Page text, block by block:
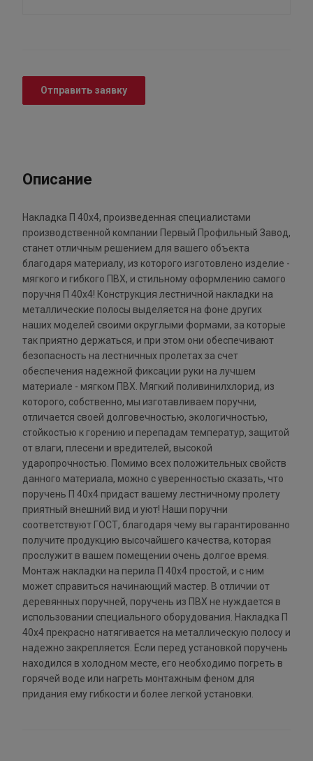
Отправить заявку
Описание
Накладка П 40х4, произведенная специалистами
производственной компании Первый Профильный Завод,
станет отличным решением для вашего объекта
благодаря материалу, из которого изготовлено изделие -
мягкого и гибкого ПВХ, и стильному оформлению самого
поручня П 40х4! Конструкция лестничной накладки на
металлические полосы выделяется на фоне других
наших моделей своими округлыми формами, за которые
так приятно держаться, и при этом они обеспечивают
безопасность на лестничных пролетах за счет
обеспечения надежной фиксации руки на лучшем
материале - мягком ПВХ. Мягкий поливинилхлорид, из
которого, собственно, мы изготавливаем поручни,
отличается своей долговечностью, экологичностью,
стойкостью к горению и перепадам температур, защитой
от влаги, плесени и вредителей, высокой
ударопрочностью. Помимо всех положительных свойств
данного материала, можно с уверенностью сказать, что
поручень П 40х4 придаст вашему лестничному пролету
приятный внешний вид и уют! Наши поручни
соответствуют ГОСТ, благодаря чему вы гарантированно
получите продукцию высочайшего качества, которая
прослужит в вашем помещении очень долгое время.
Монтаж накладки на перила П 40х4 простой, и с ним
может справиться начинающий мастер. В отличии от
деревянных поручней, поручень из ПВХ не нуждается в
использовании специального оборудования. Накладка П
40х4 прекрасно натягивается на металлическую полосу и
надежно закрепляется. Если перед установкой поручень
находился в холодном месте, его необходимо погреть в
горячей воде или нагреть монтажным феном для
придания ему гибкости и более легкой установки.